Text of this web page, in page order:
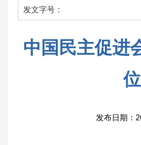
发文字号：
中国民主促进
发布日期：